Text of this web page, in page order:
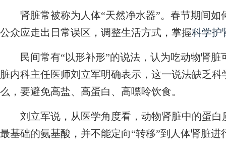
肾脏常被称为人体“天然净水器”。春节期间如
公众应走出日常误区，调整生活方式，掌握科学护
民间常有“以形补形”的说法，认为吃动物肾脏
脏内科主任医师刘立军明确表示，这一说法缺乏
么，要避免高盐、高蛋白、高嘌呤饮食。
刘立军说，从医学角度看，动物肾脏中的蛋白
最基础的氨基酸，并不能定向“转移”到人体肾脏进